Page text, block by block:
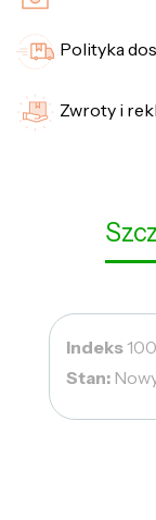
Polityka
Zwroty i
Indeks
Stan: